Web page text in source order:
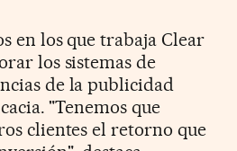
en los que trabaja Clear
los sistemas de
de la publicidad
"Tenemos que
clientes el retorno que